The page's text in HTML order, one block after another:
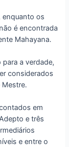
enquanto os
é encontrada
Mahayana.
para a verdade,
considerados
em
e três
e entre o